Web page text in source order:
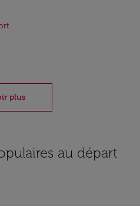
plus
au départ